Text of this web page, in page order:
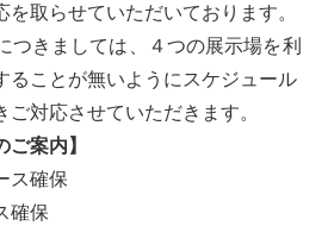
を取らせていただいております。
つきましては、４つの展示場を利
ることが無いようにスケジュール
対応させていただきます。
案内】
ス確保
確保